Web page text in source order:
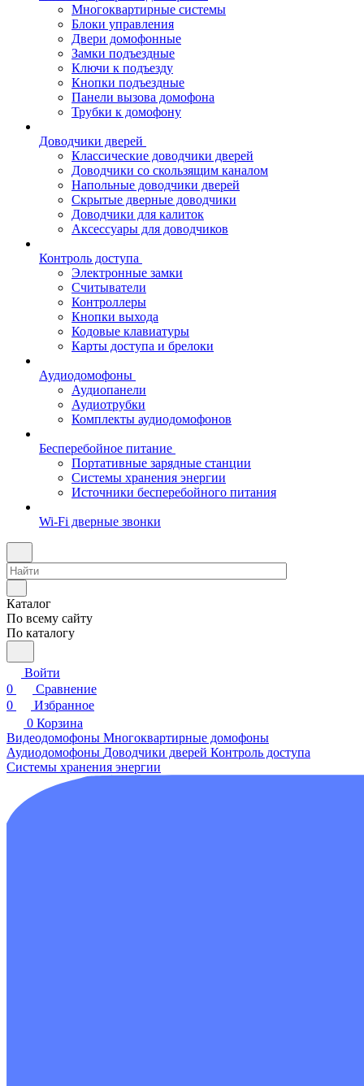
Многоквартирные системы
Блоки управления
Двери домофонные
Замки подъездные
Ключи к подъезду
Кнопки подъездные
Панели вызова домофона
Трубки к домофону
Доводчики дверей
Классические доводчики дверей
Доводчики со скользящим каналом
Напольные доводчики дверей
Скрытые дверные доводчики
Доводчики для калиток
Аксессуары для доводчиков
Контроль доступа
Электронные замки
Считыватели
Контроллеры
Кнопки выхода
Кодовые клавиатуры
Карты доступа и брелоки
Аудиодомофоны
Аудиопанели
Аудиотрубки
Комплекты аудиодомофонов
Бесперебойное питание
Портативные зарядные станции
Системы хранения энергии
Источники бесперебойного питания
Wi-Fi дверные звонки
Каталог
По всему сайту
По каталогу
Войти
0
Сравнение
0
Избранное
0 Корзина
Видеодомофоны Многоквартирные домофоны
Аудиодомофоны Доводчики дверей Контроль доступа
Системы хранения энергии